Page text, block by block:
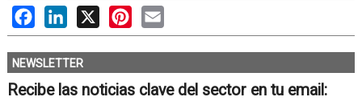
FacebookLinkedIn
X PinterestEmail
NEWSLETTER
Recibe las noticias clave del sector en tu email: